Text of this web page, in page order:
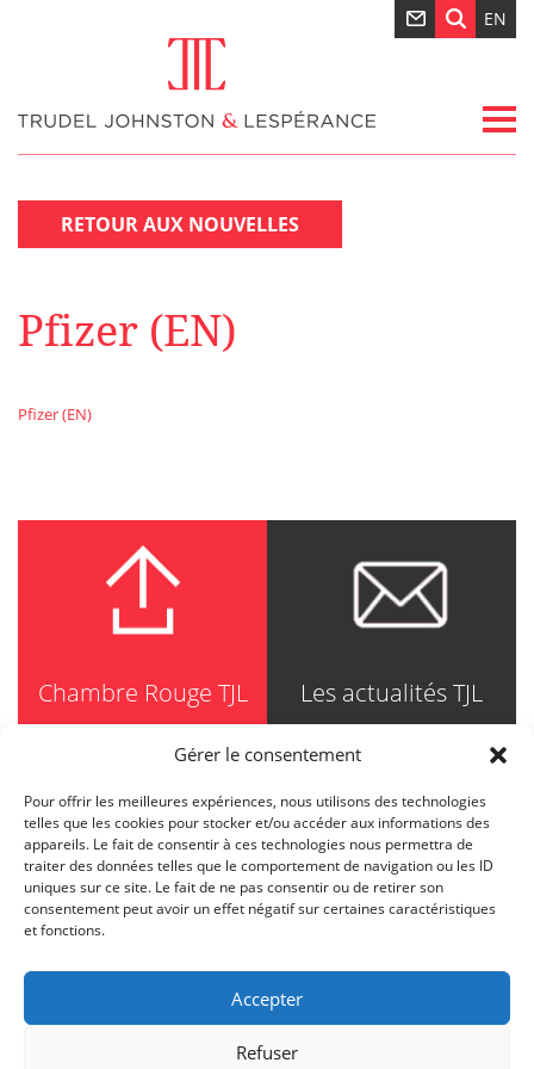
Gérer le consentement
Pour offrir les meilleures expériences, nous utilisons des technologies
telles que les cookies pour stocker et/ou accéder aux informations des
appareils. Le fait de consentir à ces technologies nous permettra de
traiter des données telles que le comportement de navigation ou les ID
uniques sur ce site. Le fait de ne pas consentir ou de retirer son
consentement peut avoir un effet négatif sur certaines caractéristiques
et fonctions.
Accepter
Refuser
EN
RETOUR AUX NOUVELLES
Pfizer (EN)
Pfizer (EN)
Chambre Rouge TJL Les actualités TJL
TRUDEL JOHNSTON & LESPÉRANCE
Avocats / Barristers & Solicitors
750, Côte de la Place d'Armes, Suite 90
Montréal (Quebec) H2Y 2X8
T514 871-8385
1-844-588-8385
info@tjl.quebec